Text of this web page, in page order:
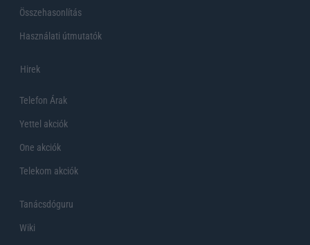
Összehasonlítás
Használati útmutatók
Hirek
Telefon Árak
Yettel akciók
One akciók
Telekom akciók
Tanácsdóguru
Wiki